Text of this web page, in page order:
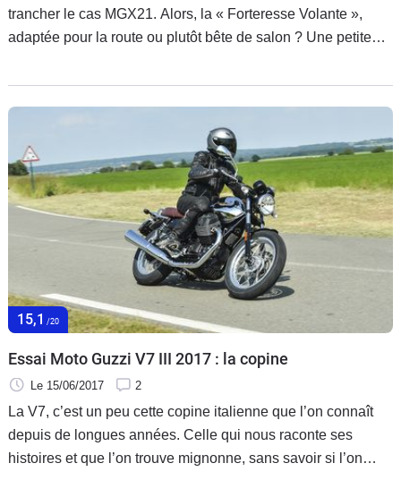
trancher le cas MGX21. Alors, la « Forteresse Volante »,
adaptée pour la route ou plutôt bête de salon ? Une petite
livrer notre verdict : pour l'apprécier, il faut rouler !
15,1 /20
Essai Moto Guzzi V7 III 2017 : la copine
Le 15/06/2017 2
La V7, c’est un peu cette copine italienne que l’on connaît
depuis de longues années. Celle qui nous raconte ses
histoires et que l’on trouve mignonne, sans savoir si l’on